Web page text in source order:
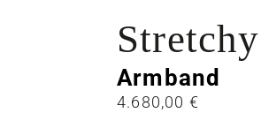
Stretchy
Armband
4.680,00 €